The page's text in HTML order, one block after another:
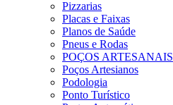
Pizzarias
Placas e Faixas
Planos de Saúde
Pneus e Rodas
POÇOS ARTESANAIS
Poços Artesianos
Podologia
Ponto Turístico